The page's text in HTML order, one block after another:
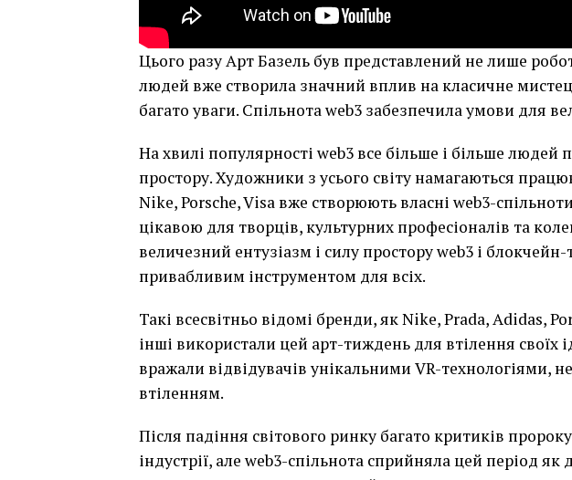
Цього разу Арт Базель був представлений не лише
людей вже створила значний вплив на класичне
багато уваги. Спільнота web3 забезпечила умови для
На хвилі популярності web3 все більше і більше людей
простору. Художники з усього світу намагаються
Nike, Porsche, Visa вже створюють власні web3-
цікавою для творців, культурних професіоналів та
величезний ентузіазм і силу простору web3 і
привабливим інструментом для всіх.
Такі всесвітньо відомі бренди, як Nike, Prada, Adidas,
інші використали цей арт-тиждень для втілення своїх
вражали відвідувачів унікальними VR-технологіями,
втіленням.
Після падіння світового ринку багато критиків
індустрії, але web3-спільнота сприйняла цей період